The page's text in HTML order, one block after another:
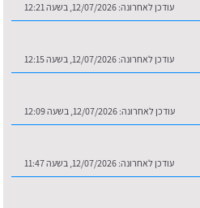
עודכן לאחרונה: 12/07/2026, בשעה 12:21
עודכן לאחרונה: 12/07/2026, בשעה 12:15
עודכן לאחרונה: 12/07/2026, בשעה 12:09
עודכן לאחרונה: 12/07/2026, בשעה 11:47